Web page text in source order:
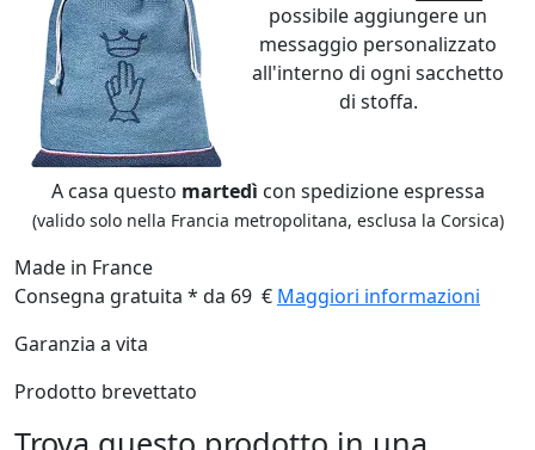
possibile aggiungere un
messaggio personalizzato
all'interno di ogni sacchetto
di stoffa.
A casa questo martedì con spedizione espressa
(valido solo nella Francia metropolitana, esclusa la Corsica)
Made in France
Consegna gratuita * da 69 € Maggiori informazioni
Garanzia a vita
Prodotto brevettato